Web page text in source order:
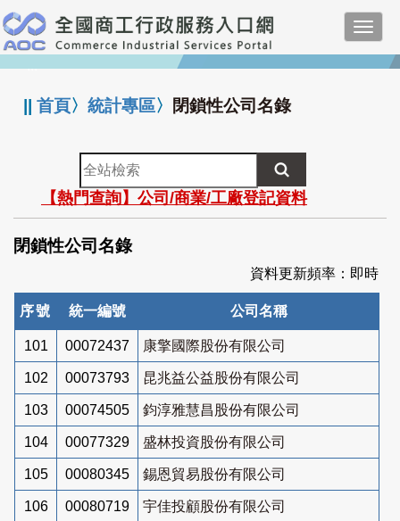
跳
到
主
要
:::
||首頁〉統計專區〉 閉鎖性公司名錄
全
站
檢
索
【熱門查詢】公司/商業/工廠登記資料
閉鎖性公司名錄
資料更新頻率：即時
序號 統一編號 公司名稱
101 00072437 康擎國際股份有限公司
102 00073793 昆兆益公益股份有限公司
103 00074505 鈞淳雅慧昌股份有限公司
104 00077329 盛林投資股份有限公司
105 00080345 錫恩貿易股份有限公司
106 00080719 宇佳投顧股份有限公司